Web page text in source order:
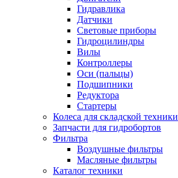
Гидравлика
Датчики
Световые приборы
Гидроцилиндры
Вилы
Контроллеры
Оси (пальцы)
Подшипники
Редуктора
Стартеры
Колеса для складской техники
Запчасти для гидробортов
Фильтра
Воздушные фильтры
Масляные фильтры
Каталог техники